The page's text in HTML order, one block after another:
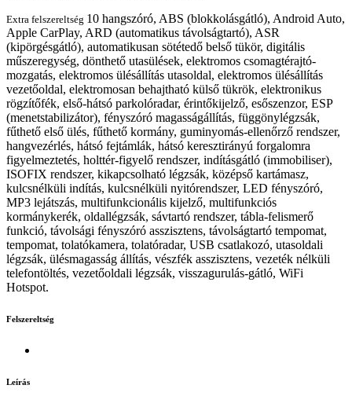
Extra felszereltség 10 hangszóró, ABS (blokkolásgátló), Android Auto,
Apple CarPlay, ARD (automatikus távolságtartó), ASR
(kipörgésgátló), automatikusan sötétedő belső tükör, digitális
műszeregység, dönthető utasülések, elektromos csomagtérajtó-
mozgatás, elektromos ülésállítás utasoldal, elektromos ülésállítás
vezetőoldal, elektromosan behajtható külső tükrök, elektronikus
rögzítőfék, első-hátsó parkolóradar, érintőkijelző, esőszenzor, ESP
(menetstabilizátor), fényszóró magasságállítás, függönylégzsák,
fűthető első ülés, fűthető kormány, guminyomás-ellenőrző rendszer,
hangvezérlés, hátsó fejtámlák, hátsó keresztirányú forgalomra
figyelmeztetés, holttér-figyelő rendszer, indításgátló (immobiliser),
ISOFIX rendszer, kikapcsolható légzsák, középső kartámasz,
kulcsnélküli indítás, kulcsnélküli nyitórendszer, LED fényszóró,
MP3 lejátszás, multifunkcionális kijelző, multifunkciós
kormánykerék, oldallégzsák, sávtartó rendszer, tábla-felismerő
funkció, távolsági fényszóró asszisztens, távolságtartó tempomat,
tempomat, tolatókamera, tolatóradar, USB csatlakozó, utasoldali
légzsák, ülésmagasság állítás, vészfék asszisztens, vezeték nélküli
telefontöltés, vezetőoldali légzsák, visszagurulás-gátló, WiFi
Hotspot.
Felszereltség
Leírás